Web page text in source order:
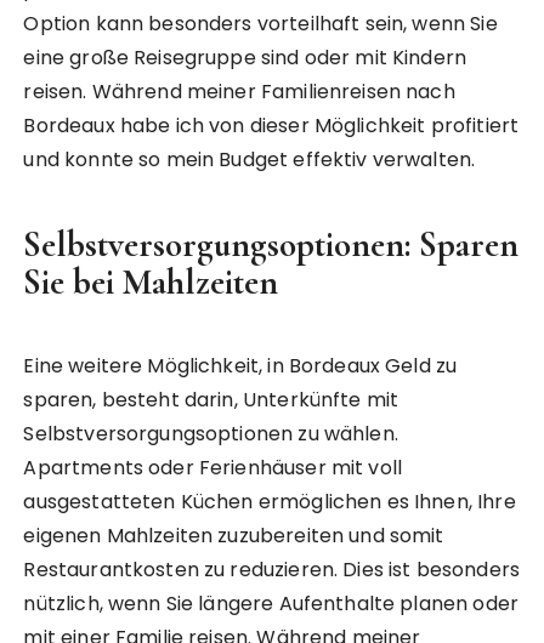
Option kann besonders vorteilhaft sein, wenn Sie
eine große Reisegruppe sind oder mit Kindern
reisen. Während meiner Familienreisen nach
Bordeaux habe ich von dieser Möglichkeit profitiert
und konnte so mein Budget effektiv verwalten.
Selbstversorgungsoptionen: Sparen
Sie bei Mahlzeiten
Eine weitere Möglichkeit, in Bordeaux Geld zu
sparen, besteht darin, Unterkünfte mit
Selbstversorgungsoptionen zu wählen.
Apartments oder Ferienhäuser mit voll
ausgestatteten Küchen ermöglichen es Ihnen, Ihre
eigenen Mahlzeiten zuzubereiten und somit
Restaurantkosten zu reduzieren. Dies ist besonders
nützlich, wenn Sie längere Aufenthalte planen oder